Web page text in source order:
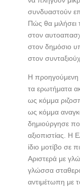
συνδυαστούν
Πώς θα μιλήσει
στον
στον δημόσιο
στον
Η προηγούμενη
τα ερωτήματα
ως κόμμα
ως κόμμα
δημιούργησε
αξιοπιστίας. Η
ίδιο μοτίβο σε
Αριστερά με
γλώσσα
αντιμέτωπη με